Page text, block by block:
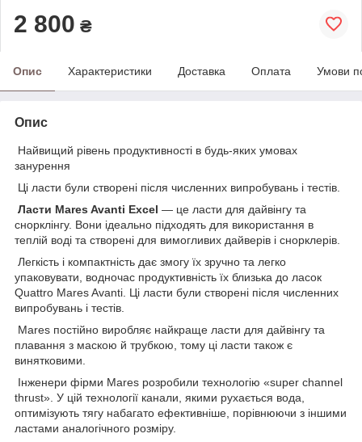
2 800 ₴
Опис Характеристики Доставка Оплата Умови
Опис
Найвищий рівень продуктивності в будь-яких умовах
занурення
Ці ласти були створені після численних випробувань і тестів.
Ласти Mares Avanti Excel — це ласти для дайвінгу та
снорклінгу. Вони ідеально підходять для використання в
теплій воді та створені для вимогливих дайверів і снорклерів.
Легкість і компактність дає змогу їх зручно та легко
упаковувати, водночас продуктивність їх близька до ласок
Quattro Mares Avanti. Ці ласти були створені після численних
випробувань і тестів.
Mares постійно виробляє найкраще ласти для дайвінгу та
плавання з маскою й трубкою, тому ці ласти також є
винятковими.
Інженери фірми Mares розробили технологію «super channel
thrust». У цій технології канали, якими рухається вода,
оптимізують тягу набагато ефективніше, порівнюючи з іншими
ластами аналогічного розміру.